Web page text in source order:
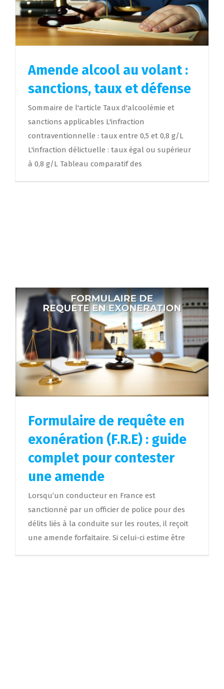
Amende alcool au volant :
sanctions, taux et défense
Sommaire de l'article Taux d'alcoolémie et
sanctions applicables L'infraction
contraventionnelle : taux entre 0,5 et 0,8 g/L
L'infraction délictuelle : taux égal ou supérieur
à 0,8 g/L Tableau comparatif des
Formulaire de requête en
exonération (F.R.E) : guide
complet pour contester
une amende
Lorsqu’un conducteur en France est
sanctionné par un officier de police pour des
délits liés à la conduite sur les routes, il reçoit
une amende forfaitaire. Si celui-ci estime être